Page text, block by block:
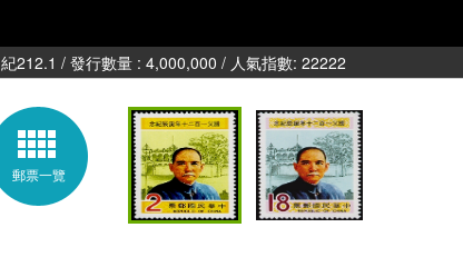
紀212.1 / 發行數量 : 4,000,000 / 人氣指數: 22222
郵票一覽